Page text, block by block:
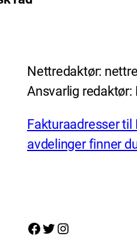
Nettredaktør:
Ansvarlig redaktør:
Fakturaadresser til
avdelinger finner
Facebook Twitter Instagram